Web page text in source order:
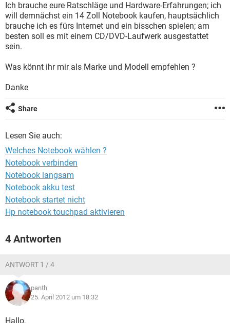
WHATSAPP TIKTOK
FACEBOOK HARDWARE
WINDOWS 10 INSTAGRAM
WHATSAPP TIKTOK
FACEBOOK
Ich brauche eure Ratschläge und Hardware-Erfahrungen; ich
will demnächst ein 14 Zoll Notebook kaufen, hauptsächlich
brauche ich es fürs Internet und ein bisschen spielen; am
besten soll es mit einem CD/DVD-Laufwerk ausgestattet
sein.
Was könnt ihr mir als Marke und Modell empfehlen ?
Danke
Share
Lesen Sie auch:
Welches Notebook wählen ?
Notebook verbinden
Notebook langsam
Notebook akku test
Notebook startet nicht
Hp notebook touchpad aktivieren
4 Antworten
ANTWORT 1 / 4
panth
25. April 2012 um 18:32
Hallo,